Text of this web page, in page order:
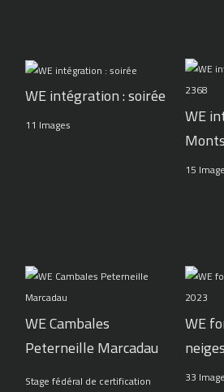
WE intégration : soirée
11 Images
WE
15
WE Cambales
Peterneille Marcadau
Stage fédéral de certification
WE
33